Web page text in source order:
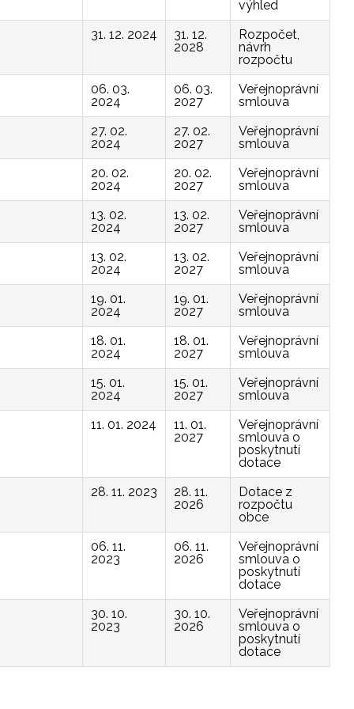
výhled
31. 12. 2024
31. 12.
2028
Rozpočet,
návrh
rozpočtu
06. 03.
2024
06. 03.
2027
Veřejnoprávní
smlouva
27. 02.
2024
27. 02.
2027
Veřejnoprávní
smlouva
20. 02.
2024
20. 02.
2027
Veřejnoprávní
smlouva
13. 02.
2024
13. 02.
2027
Veřejnoprávní
smlouva
13. 02.
2024
13. 02.
2027
Veřejnoprávní
smlouva
19. 01.
2024
19. 01.
2027
Veřejnoprávní
smlouva
18. 01.
2024
18. 01.
2027
Veřejnoprávní
smlouva
15. 01.
2024
15. 01.
2027
Veřejnoprávní
smlouva
11. 01. 2024
11. 01.
2027
Veřejnoprávní
smlouva o
poskytnutí
dotace
28. 11. 2023
28. 11.
2026
Dotace z
rozpočtu
obce
06. 11.
2023
06. 11.
2026
Veřejnoprávní
smlouva o
poskytnutí
dotace
30. 10.
2023
30. 10.
2026
Veřejnoprávní
smlouva o
poskytnutí
dotace